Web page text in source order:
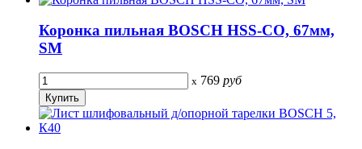
Коронка пильная BOSCH HSS-CO, 67мм,
SM
x 769 руб